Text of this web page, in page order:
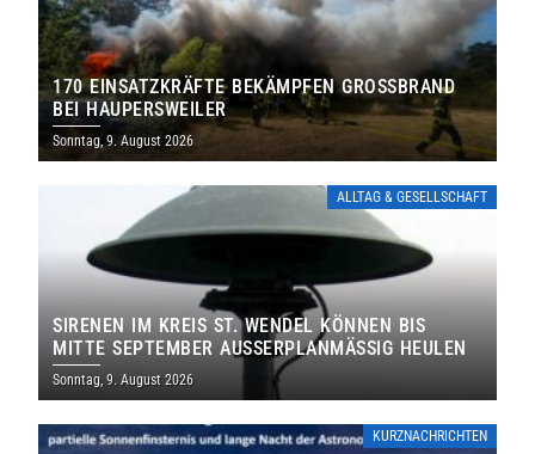
170 EINSATZKRÄFTE BEKÄMPFEN GROSSBRAND B
EI HAUPERSWEILER
Sonntag, 9. August 2026
ALLTAG & GESELLSCHAFT
SIRENEN IM KREIS ST. WENDEL KÖNNEN BIS
MITTE SEPTEMBER AUSSERPLANMÄSSIG HEULEN
Sonntag, 9. August 2026
KURZNACHRICHTEN